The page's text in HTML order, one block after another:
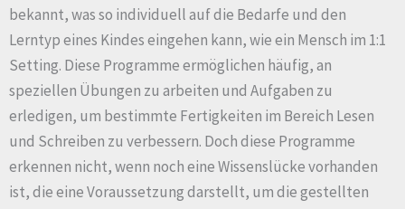
bekannt, was so individuell auf die Bedarfe und den
Lerntyp eines Kindes eingehen kann, wie ein Mensch im 1:1
Setting. Diese Programme ermöglichen häufig, an
speziellen Übungen zu arbeiten und Aufgaben zu
erledigen, um bestimmte Fertigkeiten im Bereich Lesen
und Schreiben zu verbessern. Doch diese Programme
erkennen nicht, wenn noch eine Wissenslücke vorhanden
ist, die eine Voraussetzung darstellt, um die gestellten